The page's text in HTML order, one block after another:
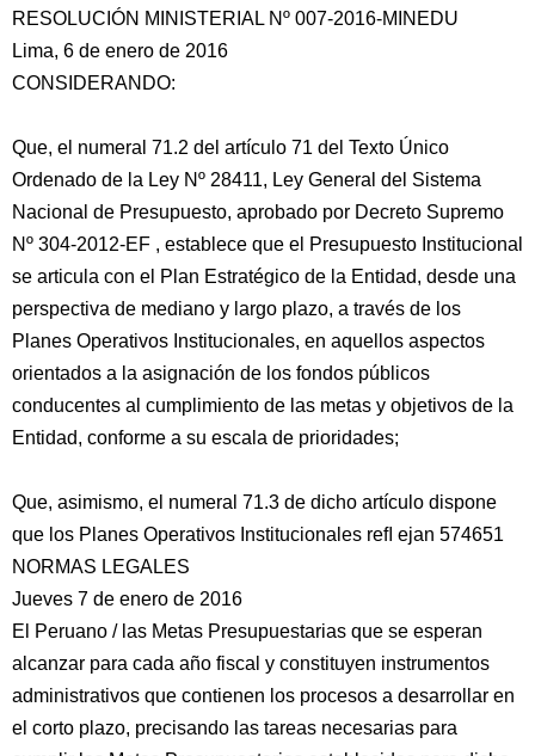
RESOLUCIÓN MINISTERIAL Nº 007-2016-MINEDU
Lima, 6 de enero de 2016
CONSIDERANDO:
Que, el numeral 71.2 del artículo 71 del Texto Único
Ordenado de la Ley Nº 28411, Ley General del Sistema
Nacional de Presupuesto, aprobado por Decreto Supremo
Nº 304-2012-EF , establece que el Presupuesto Institucional
se articula con el Plan Estratégico de la Entidad, desde una
perspectiva de mediano y largo plazo, a través de los
Planes Operativos Institucionales, en aquellos aspectos
orientados a la asignación de los fondos públicos
conducentes al cumplimiento de las metas y objetivos de la
Entidad, conforme a su escala de prioridades;
Que, asimismo, el numeral 71.3 de dicho artículo dispone
que los Planes Operativos Institucionales reﬂ ejan 574651
NORMAS LEGALES
Jueves 7 de enero de 2016
El Peruano / las Metas Presupuestarias que se esperan
alcanzar para cada año fiscal y constituyen instrumentos
administrativos que contienen los procesos a desarrollar en
el corto plazo, precisando las tareas necesarias para